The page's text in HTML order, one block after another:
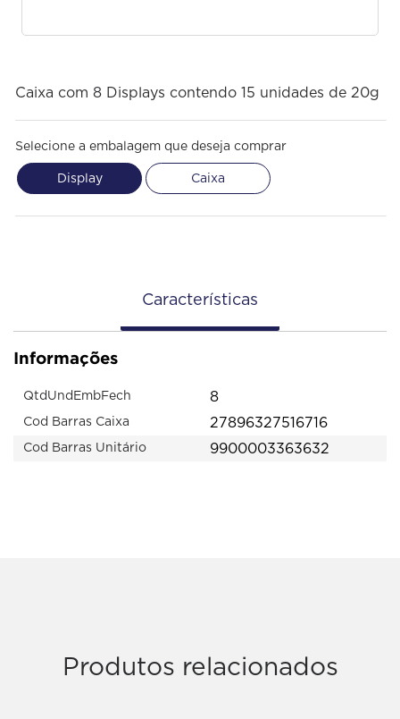
Caixa com 8 Displays contendo 15 unidades de 20g
Selecione a embalagem que deseja comprar
Display Caixa
Características
Informações
QtdUndEmbFech 8
Cod Barras Caixa 27896327516716
Cod Barras Unitário 9900003363632
Produtos relacionados